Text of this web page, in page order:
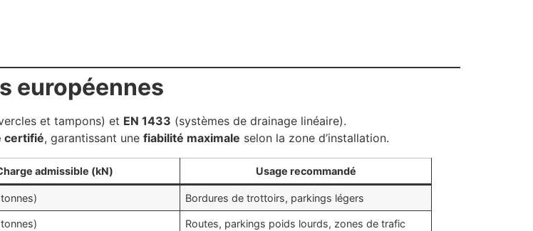
européennes
et tampons) et EN 1433 (systèmes de drainage linéaire).
certifié, garantissant une fiabilité maximale selon la zone d’installation.
admissible (kN) Usage recommandé
Bordures de trottoirs, parkings légers
Routes, parkings poids lourds, zones de trafic